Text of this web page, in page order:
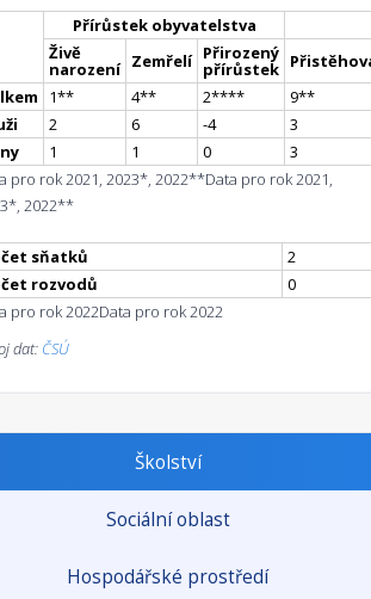
Přírůstek obyvatelstva
Živě
narození Zemřelí Přirozený
přírůstek
1** 4** 2**** 9**
2 6 -4
3
1 1 0
3
pro rok 2021, 2023*, 2022**Data pro rok 2021,
2022**
sňatků
2
rozvodů
0
pro rok 2022Data pro rok 2022
dat: ČSÚ
Školství
Sociální oblast
Hospodářské prostředí